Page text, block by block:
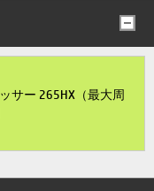
サー 265HX（最大周